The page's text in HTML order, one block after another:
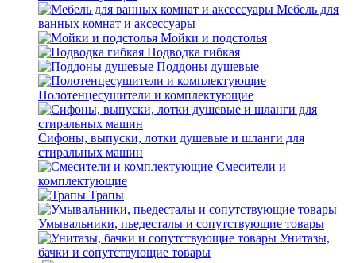
Мебель для
ванных комнат и аксессуары
Мойки и подстолья
Подводка гибкая
Поддоны душевые
Полотенцесушители и комплектующие
Сифоны, выпуски, лотки душевые и шланги для
стиральных машин
Смесители и
комплектующие
Трапы
Умывальники, пьедесталы и сопутствующие товары
Унитазы,
бачки и сопутствующие товары